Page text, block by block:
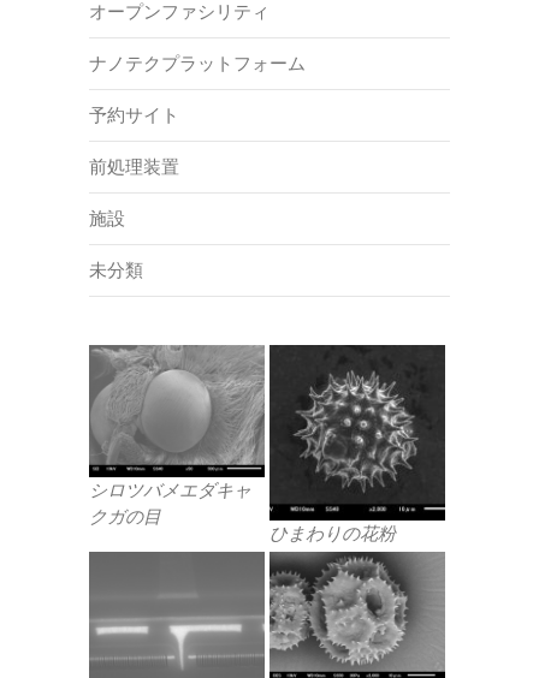
オープンファシリティ
ナノテクプラットフォーム
予約サイト
前処理装置
施設
未分類
シロツバメエダキャ
クガの目
ひまわりの花粉